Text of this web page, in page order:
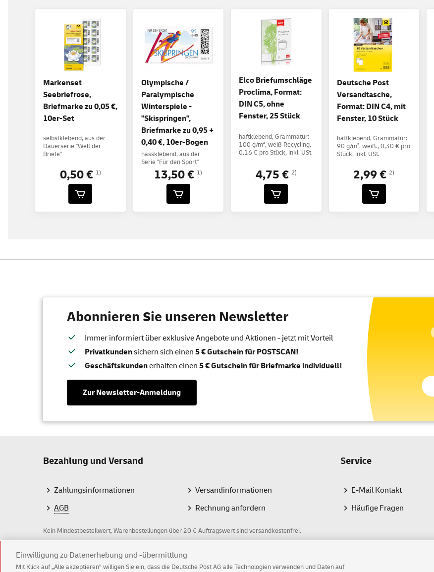
Markenset
Seebriefrose,
Briefmarke zu 0,05 €,
10er-Set
selbstklebend, aus der
Dauerserie "Welt der
Briefe"
0,50 € 1)
Olympische /
Paralympische
Winterspiele -
"Skispringen",
Briefmarke zu 0,95 +
0,40 €, 10er-Bogen
nassklebend, aus der
Serie "Für den Sport"
13,50 € 1)
Elco Briefumschläge
Proclima, Format:
DIN C5, ohne
Fenster, 25 Stück
haftklebend, Grammatur:
100 g/m², weiß Recycling,
0,16 € pro Stück, inkl. USt.
4,75 € 2)
Deutsche Post
Versandtasche,
Format: DIN C4, mit
Fenster, 10 Stück
haftklebend, Grammatur:
90 g/m², weiß., 0,30 € pro
Stück, inkl. USt.
2,99 €2)
Abonnieren Sie unseren Newsletter
Immer informiert über exklusive Angebote und Aktionen - jetzt mit Vorteil
Privatkundensichern sich einen 5 € Gutschein für POSTSCAN!
Geschäftskundenerhalten einen 5 € Gutschein für Briefmarke individuell!
Zur Newsletter-Anmeldung
Bezahlung und Versand
Zahlungsinformationen
AGB
Versandinformationen
Rechnung anfordern
Service
E-Mail Kontakt
Häufige Fragen
Kein Mindestbestellwert, Warenbestellungen über 20 € Auftragswert sind versandkostenfrei.
Z
Einwilligung zu Datenerhebung und -übermittlung
Mit Klick auf „Alle akzeptieren” willigen Sie ein, dass die Deutsche Post AG alle Technologien verwenden und Daten auf